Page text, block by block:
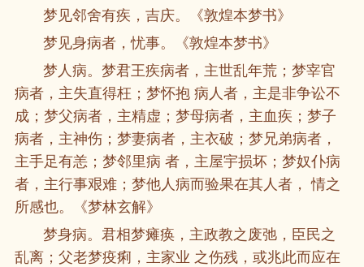
梦见邻舍有疾，吉庆。《敦煌本梦书》
梦见身病者，忧事。《敦煌本梦书》
梦人病。梦君王疾病者，主世乱年荒；梦宰官
病者，主失直得枉；梦怀抱 病人者，主是非争讼不
成；梦父病者，主精虚；梦母病者，主血疾；梦子
病者，主神伤；梦妻病者，主衣破；梦兄弟病者，
主手足有恙；梦邻里病 者，主屋宇损坏；梦奴仆病
者，主行事艰难；梦他人病而验果在其人者， 情之
所感也。《梦林玄解》
梦身病。君相梦瘫痪，主政教之废弛，臣民之
乱离；父老梦疫痢，主家业 之伤残，或兆此而应在